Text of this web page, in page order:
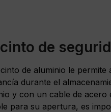
de
de aluminio le permite
durante el
y con un cable de
para su apertura, es